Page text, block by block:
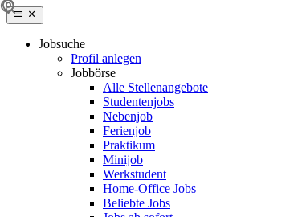
Jobsuche
Profil anlegen
Jobbörse
Alle Stellenangebote
Studentenjobs
Nebenjob
Ferienjob
Praktikum
Minijob
Werkstudent
Home-Office Jobs
Beliebte Jobs